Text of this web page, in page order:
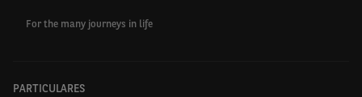
For the many journeys in life
PARTICULARES